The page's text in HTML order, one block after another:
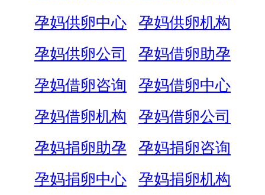
孕妈供卵中心
孕妈供卵机构
孕妈供卵公司
孕妈借卵助孕
孕妈借卵咨询
孕妈借卵中心
孕妈借卵机构
孕妈借卵公司
孕妈捐卵助孕
孕妈捐卵咨询
孕妈捐卵中心
孕妈捐卵机构